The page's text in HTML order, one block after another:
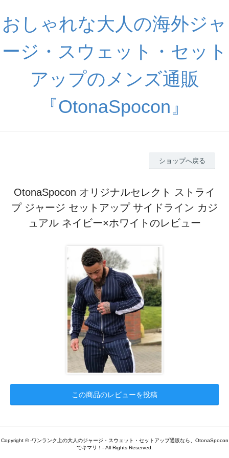
おしゃれな大人の海外ジャ
ージ・スウェット・セット
アップのメンズ通販
『OtonaSpocon』
ショップへ戻る
OtonaSpocon オリジナルセレクト ストライ
プ ジャージ セットアップ サイドライン カジ
ュアル ネイビー×ホワイトのレビュー
この商品のレビューを投稿
Copyright © -ワンランク上の大人のジャージ・スウェット・セットアップ通販なら、OtonaSpocon
でキマリ！- All Rights Reserved.